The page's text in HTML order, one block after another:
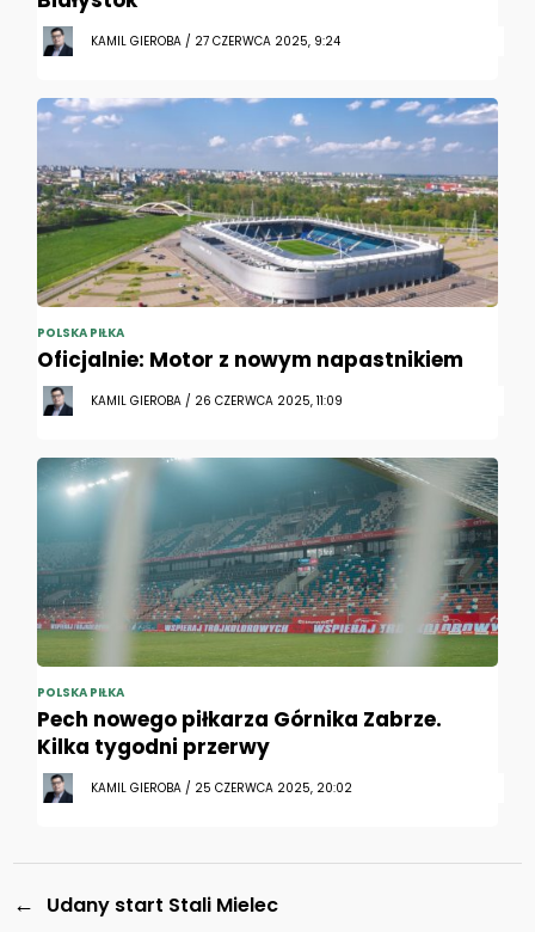
KAMIL GIEROBA / 27 CZERWCA 2025, 9:24
POLSKA PIŁKA
Oficjalnie: Motor z nowym napastnikiem
KAMIL GIEROBA / 26 CZERWCA 2025, 11:09
POLSKA PIŁKA
Pech nowego piłkarza Górnika Zabrze.
Kilka tygodni przerwy
KAMIL GIEROBA / 25 CZERWCA 2025, 20:02
← Udany start Stali Mielec